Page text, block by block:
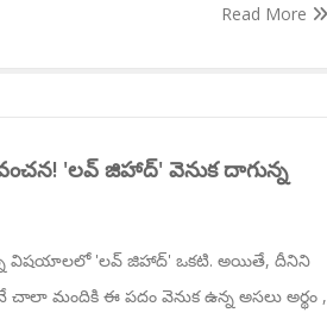
Read More
'లవ్ జిహాద్' వెనుక దాగున్న
విషయాలలో 'లవ్ జిహాద్' ఒకటి. అయితే, దీనిని
చాలా మందికి ఈ పదం వెనుక ఉన్న అసలు అర్థం ,